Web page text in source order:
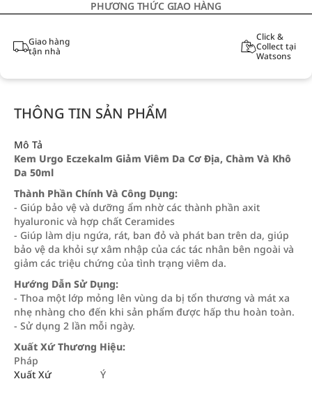
PHƯƠNG THỨC GIAO HÀNG
Giao hàng
tận nhà
Click &
Collect tại
Watsons
THÔNG TIN SẢN PHẨM
Mô Tả
Kem Urgo Eczekalm Giảm Viêm Da Cơ Địa, Chàm Và Khô
Da 50ml
Thành Phần Chính Và Công Dụng:
- Giúp bảo vệ và dưỡng ẩm nhờ các thành phần axit
hyaluronic và hợp chất Ceramides
- Giúp làm dịu ngứa, rát, ban đỏ và phát ban trên da, giúp
bảo vệ da khỏi sự xâm nhập của các tác nhân bên ngoài và
giảm các triệu chứng của tình trạng viêm da.
Hướng Dẫn Sử Dụng:
- Thoa một lớp mỏng lên vùng da bị tổn thương và mát xa
nhẹ nhàng cho đến khi sản phẩm được hấp thu hoàn toàn.
- Sử dụng 2 lần mỗi ngày.
Xuất Xứ Thương Hiệu:
Pháp
Xuất Xứ
Ý